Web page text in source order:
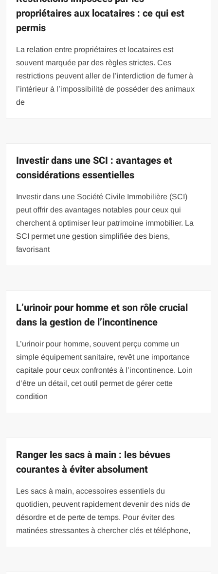
propriétaires aux locataires : ce qui est
permis
La relation entre propriétaires et locataires est
souvent marquée par des règles strictes. Ces
restrictions peuvent aller de l’interdiction de fumer à
l’intérieur à l’impossibilité de posséder des animaux
de
Investir dans une SCI : avantages et
considérations essentielles
Investir dans une Société Civile Immobilière (SCI)
peut offrir des avantages notables pour ceux qui
cherchent à optimiser leur patrimoine immobilier. La
SCI permet une gestion simplifiée des biens,
favorisant
L’urinoir pour homme et son rôle crucial
dans la gestion de l’incontinence
L’urinoir pour homme, souvent perçu comme un
simple équipement sanitaire, revêt une importance
capitale pour ceux confrontés à l’incontinence. Loin
d’être un détail, cet outil permet de gérer cette
condition
Ranger les sacs à main : les bévues
courantes à éviter absolument
Les sacs à main, accessoires essentiels du
quotidien, peuvent rapidement devenir des nids de
désordre et de perte de temps. Pour éviter des
matinées stressantes à chercher clés et téléphone,